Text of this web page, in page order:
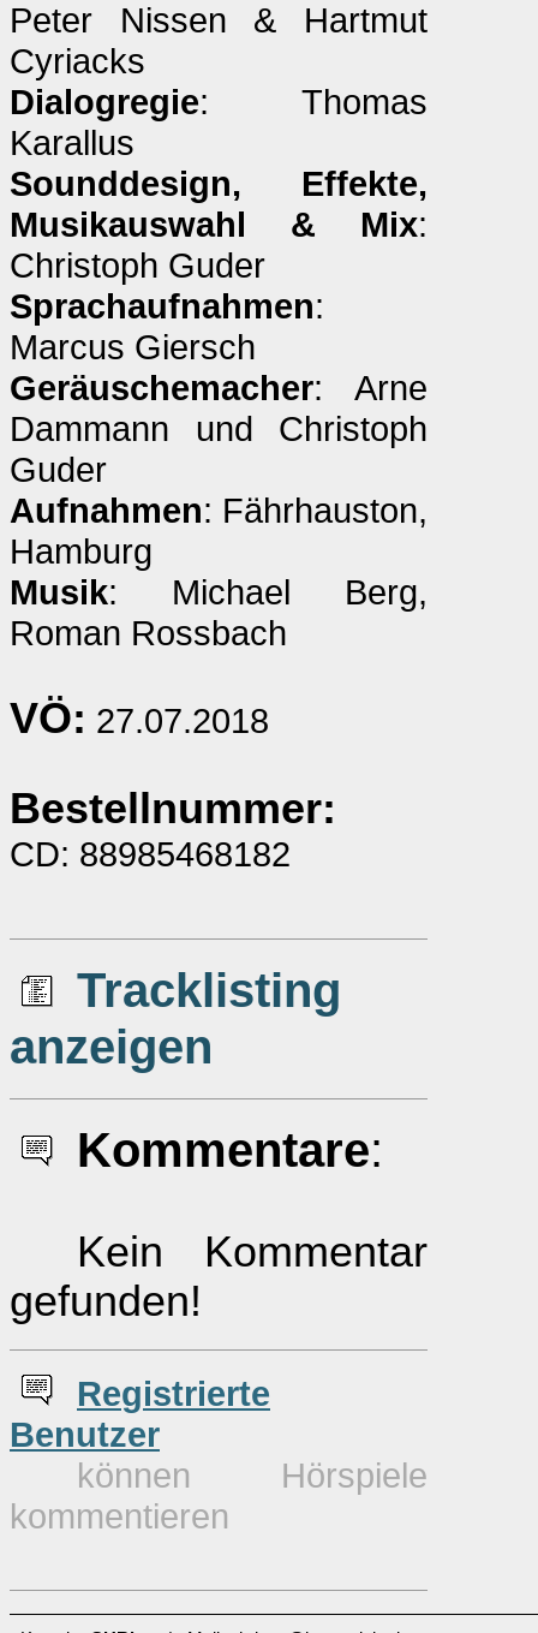
Peter Nissen & Hartmut
Cyriacks
Dialogregie: Thomas
Karallus
Sounddesign, Effekte,
Musikauswahl & Mix:
Christoph Guder
Sprachaufnahmen:
Marcus Giersch
Geräuschemacher: Arne
Dammann und Christoph
Guder
Aufnahmen: Fährhauston,
Hamburg
Musik: Michael Berg,
Roman Rossbach
VÖ: 27.07.2018
Bestellnummer:
CD: 88985468182
Tracklisting
anzeigen
Kommentare:
Kein Kommentar
gefunden!
Registrierte
Benutzer
können Hörspiele
kommentieren